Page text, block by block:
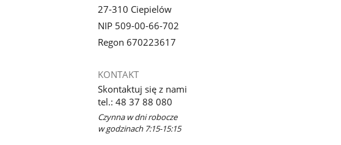
27-310 Ciepielów
NIP 509-00-66-702
Regon 670223617
KONTAKT
Skontaktuj się z nami
tel.: 48 37 88 080
Czynna w dni robocze
w godzinach 7:15-15:15